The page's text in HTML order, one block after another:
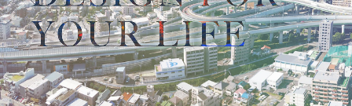
私たちの想い
会社概要
SDGsへの取組み
事業内容